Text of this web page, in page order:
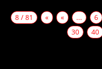
8 / 81 « « ... 6
30
40